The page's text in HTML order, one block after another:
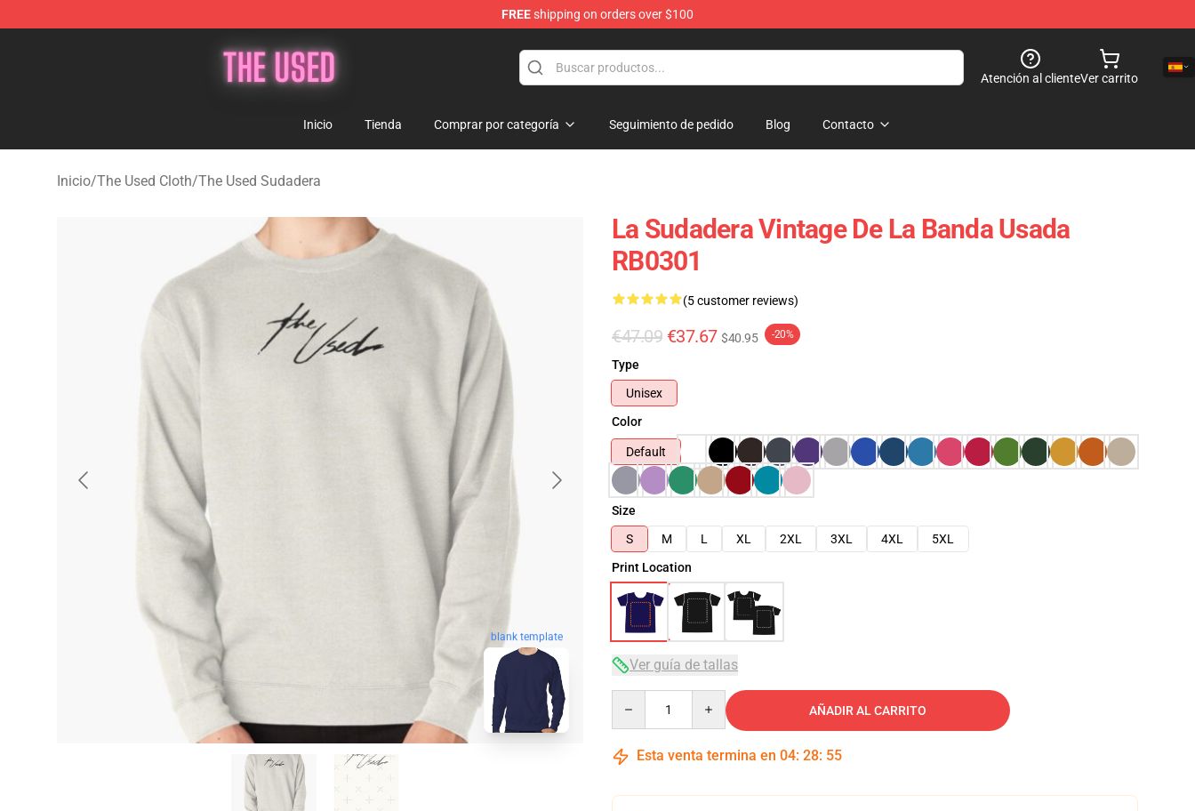
FREEshipping on orders over $100
Atención al clienteVer carrito
Inicio Tienda Comprar por categoría Seguimiento de pedido Blog Contacto
Inicio/The Used Cloth/The Used Sudadera
blank template
La Sudadera Vintage De La Banda Usada
RB0301
(5 customer reviews)
€47.09 €37.67 $40.95 -20%
Type
Unisex
Color
Default
Size
S
M L XL 2XL 3XL 4XL
5XL
Print Location
Ver guía de tallas
AÑADIR AL CARRITO
Esta venta termina en 04: 28: 54